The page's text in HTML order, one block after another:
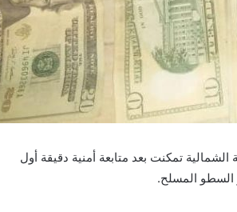
تمكنت بعد متابعة أمنية دقيقة أول
السطو المسلح.